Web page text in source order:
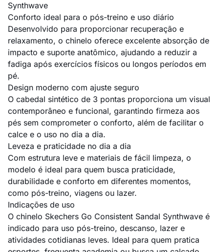
Synthwave
Conforto ideal para o pós-treino e uso diário
Desenvolvido para proporcionar recuperação e
relaxamento, o chinelo oferece excelente absorção de
impacto e suporte anatômico, ajudando a reduzir a
fadiga após exercícios físicos ou longos períodos em
pé.
Design moderno com ajuste seguro
O cabedal sintético de 3 pontas proporciona um visual
contemporâneo e funcional, garantindo firmeza aos
pés sem comprometer o conforto, além de facilitar o
calce e o uso no dia a dia.
Leveza e praticidade no dia a dia
Com estrutura leve e materiais de fácil limpeza, o
modelo é ideal para quem busca praticidade,
durabilidade e conforto em diferentes momentos,
como pós-treino, viagens ou lazer.
Indicações de uso
O chinelo Skechers Go Consistent Sandal Synthwave é
indicado para uso pós-treino, descanso, lazer e
atividades cotidianas leves. Ideal para quem pratica